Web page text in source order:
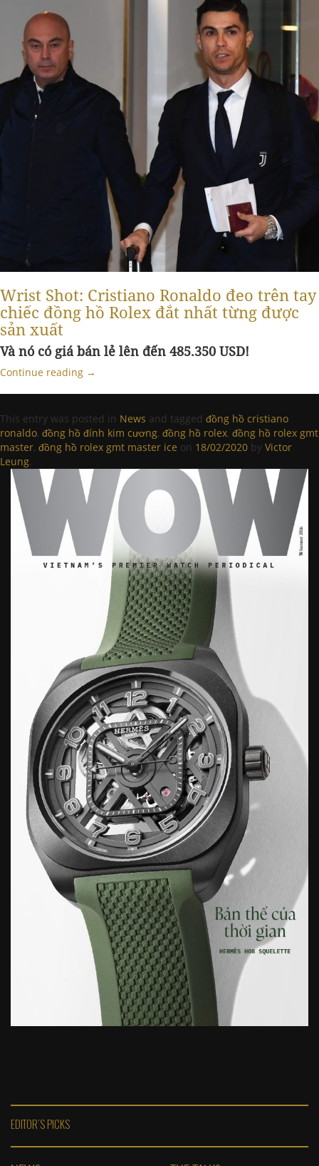
Wrist Shot: Cristiano Ronaldo đeo trên tay
chiếc đồng hồ Rolex đắt nhất từng được
sản xuất
Và nó có giá bán lẻ lên đến 485.350 USD!
Continue reading →
This entry was posted in News and tagged đồng hồ cristiano
ronaldo, đồng hồ đính kim cương, đồng hồ rolex, đồng hồ rolex gmt
master, đồng hồ rolex gmt master ice on 18/02/2020 by Victor
Leung.
EDITOR'S PICKS